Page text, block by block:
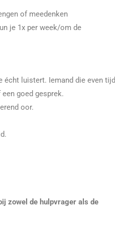
of meedenken
je 1x per week/om de
écht luistert. Iemand die even tijd
goed gesprek.
oor.
zowel de hulpvrager als de